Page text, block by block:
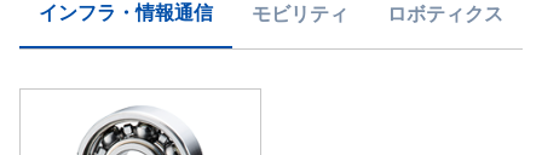
インフラ・情報通信 モビリティ ロボティクス